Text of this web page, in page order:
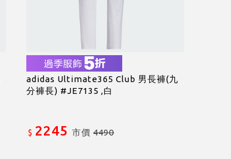
adidas Ultimate365 Club 男長褲(九
分褲長) #JE7135 ,白
$ 2245 市價4490